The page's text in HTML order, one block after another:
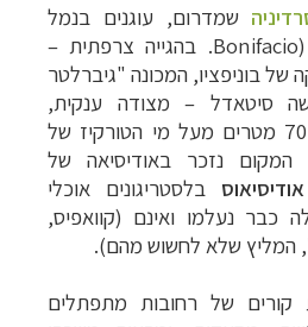
שמדרום, עוגנים בנמל
(
Bonifacio. בהגייה צרפתית –
של בוניפציו, המכונה "גיברלטר
סיטאדל – מצודה ענקית,
המתנשאת לגובה של 70 מטרים מעל מי הטורקיז של
המקום נזכר באודיסיאה של
אודיסיאוס בלסטריגונים אוכלי
נעלמו ואינם (קוואפיס,
המליץ שלא לחשוש מהם).
קורים של רחובות מתפתלים